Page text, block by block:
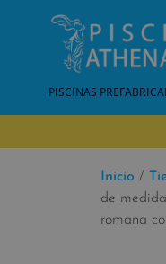
PISCINAS
Inicio /
de
romana